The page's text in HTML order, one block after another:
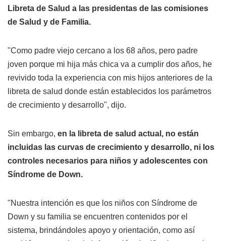
Libreta de Salud a las presidentas de las comisiones
de Salud y de Familia.
"Como padre viejo cercano a los 68 años, pero padre
joven porque mi hija más chica va a cumplir dos años, he
revivido toda la experiencia con mis hijos anteriores de la
libreta de salud donde están establecidos los parámetros
de crecimiento y desarrollo", dijo.
Sin embargo, en la libreta de salud actual, no están
incluidas las curvas de crecimiento y desarrollo, ni los
controles necesarios para niños y adolescentes con
Síndrome de Down.
"Nuestra intención es que los niños con Síndrome de
Down y su familia se encuentren contenidos por el
sistema, brindándoles apoyo y orientación, como así